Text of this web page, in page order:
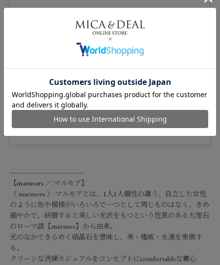
marmors |マルモア(@marmors_official)がシェアした投稿
--------------------------------------
【marmors ／ マルモア】
《 marmors 》 マルモアとは、1人1人個性の違う、自立した女性
のように色や模様がいろいろで一つとして同じものはなく、きめ
細やかで、研磨すると美しい光沢をもつという性質のある大理石
のローマ語【marmor】から由来。
光のなかできらめく結晶石を意味し、美・権威・永遠を象徴す
る。
クリーンな洗練カジュアルをコンセプトにcomfortableな着心